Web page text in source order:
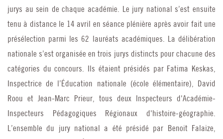
jurys au sein de chaque académie. Le jury national s’est ensuite
tenu à distance le 14 avril en séance plénière après avoir fait une
présélection parmi les 62 lauréats académiques. La délibération
nationale s’est organisée en trois jurys distincts pour chacune des
catégories du concours. Ils étaient présidés par Fatima Keskas,
Inspectrice de l’Éducation nationale (école élémentaire), David
Roou et Jean-Marc Prieur, tous deux Inspecteurs d'Académie-
Inspecteurs Pédagogiques Régionaux d'histoire-géographie.
L’ensemble du jury national a été présidé par Benoit Falaize,